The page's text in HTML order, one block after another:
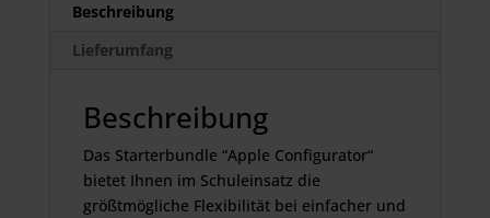
Beschreibung
Lieferumfang
Beschreibung
Das Starterbundle “Apple Configurator“
bietet Ihnen im Schuleinsatz die
größtmögliche Flexibilität bei einfacher und